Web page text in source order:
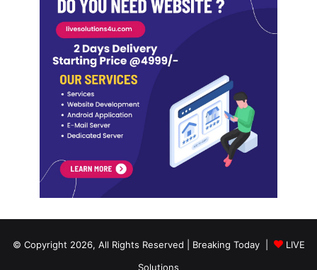
© Copyright 2026, All Rights Reserved | Breaking Today |
LIVE
Solutions